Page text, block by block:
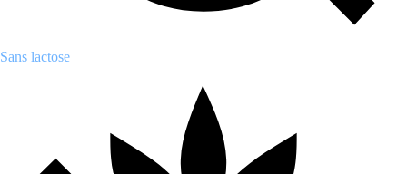
Sans lactose